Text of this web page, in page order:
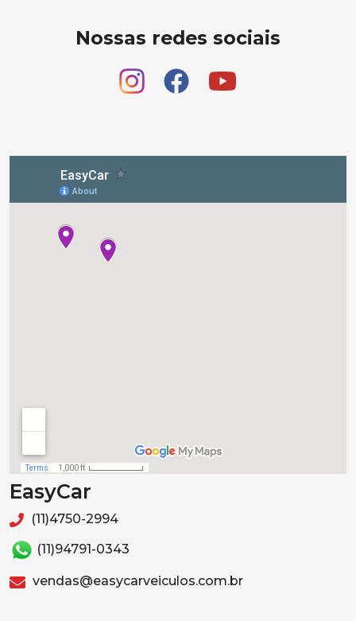
Nossas redes sociais
EasyCar
(11)4750-2994
(11)94791-0343
vendas@easycarveiculos.com.br